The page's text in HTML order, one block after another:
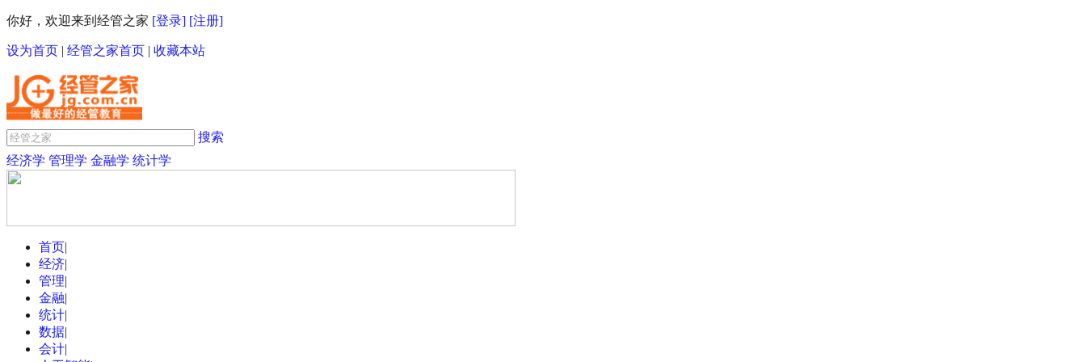
你好，欢迎来到经管之家 [登录] [注册]
设为首页 | 经管之家首页 | 收藏本站
搜索
经济学 管理学 金融学 统计学
首页|
经济|
管理|
金融|
统计|
数据|
会计|